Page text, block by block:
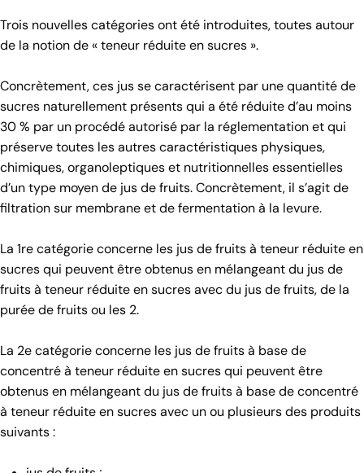
Trois nouvelles catégories ont été introduites, toutes autour
de la notion de « teneur réduite en sucres ».
Concrètement, ces jus se caractérisent par une quantité de
sucres naturellement présents qui a été réduite d’au moins
30 % par un procédé autorisé par la réglementation et qui
préserve toutes les autres caractéristiques physiques,
chimiques, organoleptiques et nutritionnelles essentielles
d’un type moyen de jus de fruits. Concrètement, il s’agit de
filtration sur membrane et de fermentation à la levure.
La 1re catégorie concerne les jus de fruits à teneur réduite en
sucres qui peuvent être obtenus en mélangeant du jus de
fruits à teneur réduite en sucres avec du jus de fruits, de la
purée de fruits ou les 2.
La 2e catégorie concerne les jus de fruits à base de
concentré à teneur réduite en sucres qui peuvent être
obtenus en mélangeant du jus de fruits à base de concentré
à teneur réduite en sucres avec un ou plusieurs des produits
suivants :